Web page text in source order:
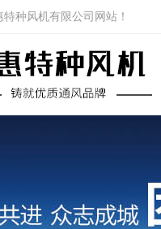
种风机有限公司网站！